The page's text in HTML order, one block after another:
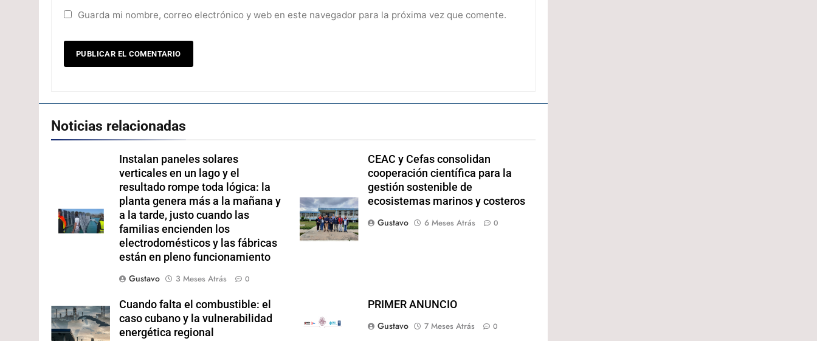
Guarda mi nombre, correo electrónico y web en este navegador para la próxima vez que comente.
Noticias relacionadas
Instalan paneles solares
verticales en un lago y el
resultado rompe toda lógica: la
planta genera más a la mañana y
a la tarde, justo cuando las
familias encienden los
electrodomésticos y las fábricas
están en pleno funcionamiento
Gustavo
3 Meses Atrás 0
CEAC y Cefas consolidan
cooperación científica para la
gestión sostenible de
ecosistemas marinos y costeros
Gustavo
6 Meses Atrás 0
Cuando falta el combustible: el
caso cubano y la vulnerabilidad
energética regional
PRIMER ANUNCIO
Gustavo
7 Meses Atrás 0